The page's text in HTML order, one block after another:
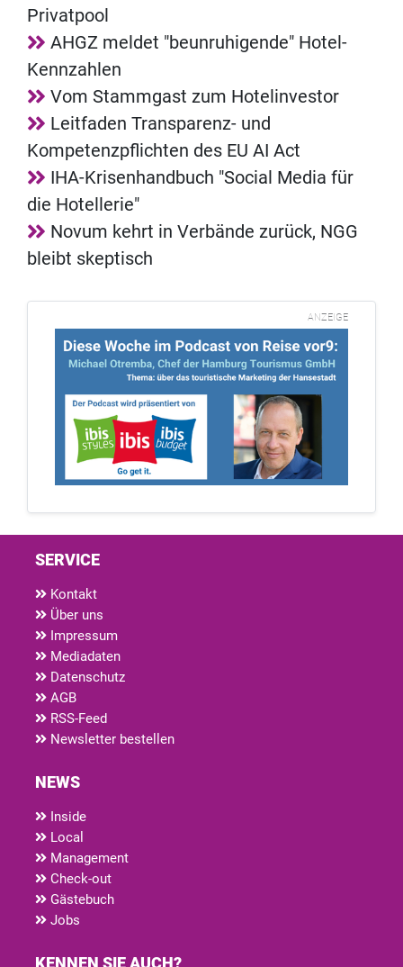
Privatpool
AHGZ meldet "beunruhigende" Hotel-
Kennzahlen
Vom Stammgast zum Hotelinvestor
Leitfaden Transparenz- und
Kompetenzpflichten des EU AI Act
IHA-Krisenhandbuch "Social Media für
die Hotellerie"
Novum kehrt in Verbände zurück, NGG
bleibt skeptisch
ANZEIGE
SERVICE
Kontakt
Über uns
Impressum
Mediadaten
Datenschutz
AGB
RSS-Feed
Newsletter bestellen
NEWS
Inside
Local
Management
Check-out
Gästebuch
Jobs
KENNEN SIE AUCH?